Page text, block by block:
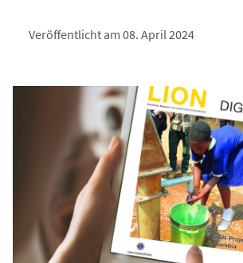
Veröffentlicht am 08. April 2024